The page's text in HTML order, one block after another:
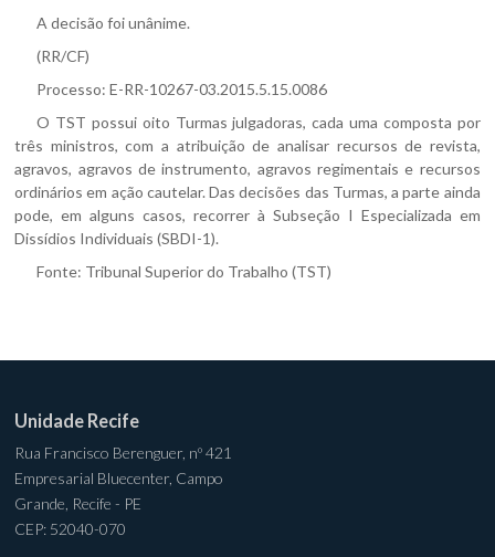
A decisão foi unânime.
(RR/CF)
Processo:E-RR-10267-03.2015.5.15.0086
O TST possui oito Turmas julgadoras, cada uma composta por
três ministros, com a atribuição de analisar recursos de revista,
agravos, agravos de instrumento, agravos regimentais e recursos
ordinários em ação cautelar. Das decisões das Turmas, a parte ainda
pode, em alguns casos, recorrer à Subseção I Especializada em
Dissídios Individuais (SBDI-1).
Fonte: Tribunal Superior do Trabalho (TST)
Unidade Recife
Rua Francisco Berenguer, nº 421
Empresarial Bluecenter, Campo
Grande, Recife - PE
CEP: 52040-070